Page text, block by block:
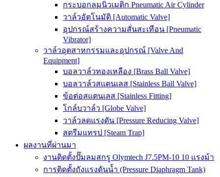
กระบอกลมนิวเมติก Pneumatic Air Cylinder
วาล์วอัตโนมัติ [Automatic Valve]
อุปกรณ์สร้างความสั่นสะเทือน [Pneumatic
Vibrator]
วาล์วอุตสาหกรรมและอุปกรณ์ [Valve And
Equipment]
บอลวาล์วทองเหลือง [Brass Ball Valve]
บอลวาล์วสแตนเลส [Stainless Ball Valve]
ข้อต่อสแตนเลส [Stainless Fitting]
โกล์บวาล์ว [Globe Valve]
วาล์วลดแรงดัน [Pressure Reducing Valve]
สตรีมแทรป [Steam Trap]
ผลงานที่ผ่านมา
งานติดตั้งปั๊มลมสกรู Olymtech J7.5PM-10 10 แรงม้า
การติดตั้งถังแรงดันน้ำ (Pressure Diaphragm Tank)